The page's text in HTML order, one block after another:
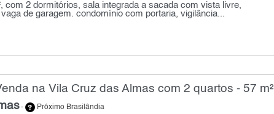
com 2 dormitórios, sala integrada a sacada com vista livre,
de garagem. condomínio com portaria, vigilância...
na Vila Cruz das Almas com 2 quartos - 57 m²
- Próximo Brasilândia